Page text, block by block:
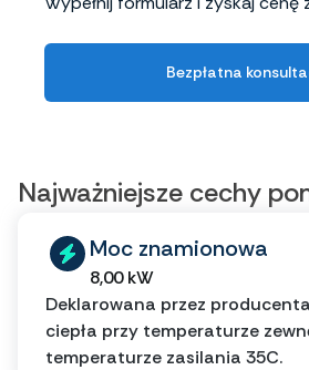
Bezpłatna
Najważniejsze cechy
Moc znamionowa
8,00 kW
Deklarowana przez
ciepła przy temperaturze
temperaturze zasilania 35C.